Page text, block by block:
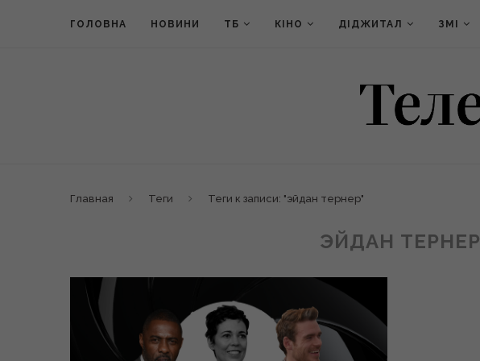
ГОЛОВНА НОВИНИ ТБ КІНО ДІДЖИТАЛ ЗМІ
Главная Теги Теги к записи: "эйдан тернер"
ЭЙДАН ТЕРНЕР